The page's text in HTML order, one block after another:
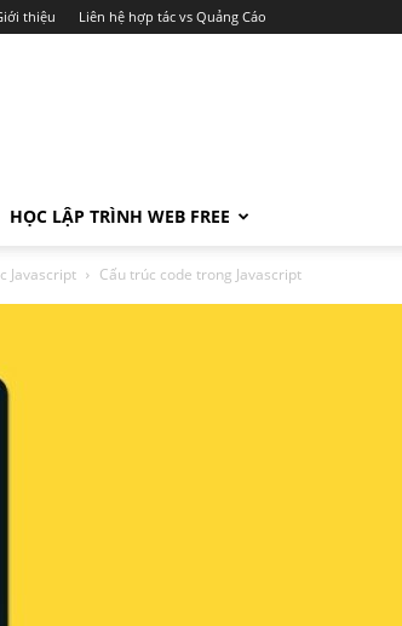
thiệu Liên hệ hợp tác vs Quảng Cáo
HỌC LẬP TRÌNH WEB FREE
Javascript Cấu trúc code trong Javascript